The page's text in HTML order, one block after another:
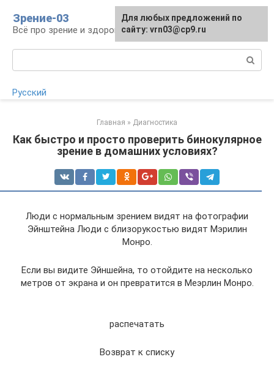
контенту
Зрение-03
Всё про зрение и здоровье глаз
Русский
Главная » Диагностика
Как быстро и просто проверить бинокулярное
зрение в домашних условиях?
Люди с нормальным зрением видят на фотографии
Эйнштейна Люди с близорукостью видят Мэрилин
Монро.
Если вы видите Эйншейна, то отойдите на несколько
метров от экрана и он превратится в Меэрлин Монро.
распечатать
Возврат к списку
Для любых предложений по
сайту: vrn03@cp9.ru